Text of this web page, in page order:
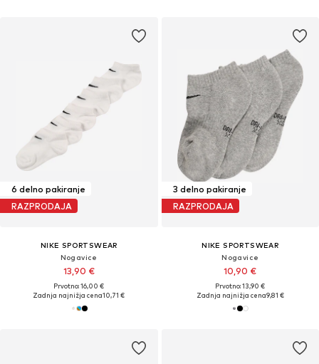
6 delno pakiranje
RAZPRODAJA
NIKE SPORTSWEAR
Nogavice
13,90 €
Prvotno: 16,00 €
Zadnja najnižja cena10,71 €
3 delno pakiranje
RAZPRODAJA
NIKE SPORTSWEAR
Nogavice
10,90 €
Prvotno: 13,90 €
Zadnja najnižja cena9,81 €